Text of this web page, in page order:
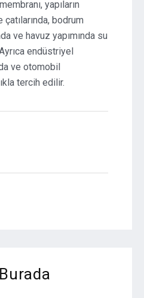
yapıların
bodrum
ve havuz yapımında su
Ayrıca endüstriyel
ve otomobil
tercih edilir.